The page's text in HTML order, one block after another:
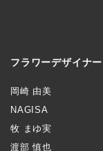
フラワーデザイナー
岡崎 由美
NAGISA
牧 まゆ実
渡部 慎也